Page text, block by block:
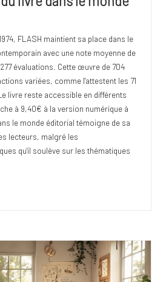
FLASH maintient sa place dans le
avec une note moyenne de
évaluations. Cette œuvre de 704
variées, comme l'attestent les 71
livre reste accessible en différents
à 9,40€ à la version numérique à
le monde éditorial témoigne de sa
lecteurs, malgré les
qu'il soulève sur les thématiques